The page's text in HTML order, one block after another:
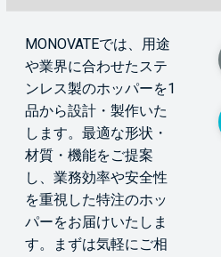
MONOVATEでは、用途
や業界に合わせたステ
ンレス製のホッパーを1
品から設計・製作いた
します。最適な形状・
材質・機能をご提案
し、業務効率や安全性
を重視した特注のホッ
パーをお届けいたしま
す。まずは気軽にご相